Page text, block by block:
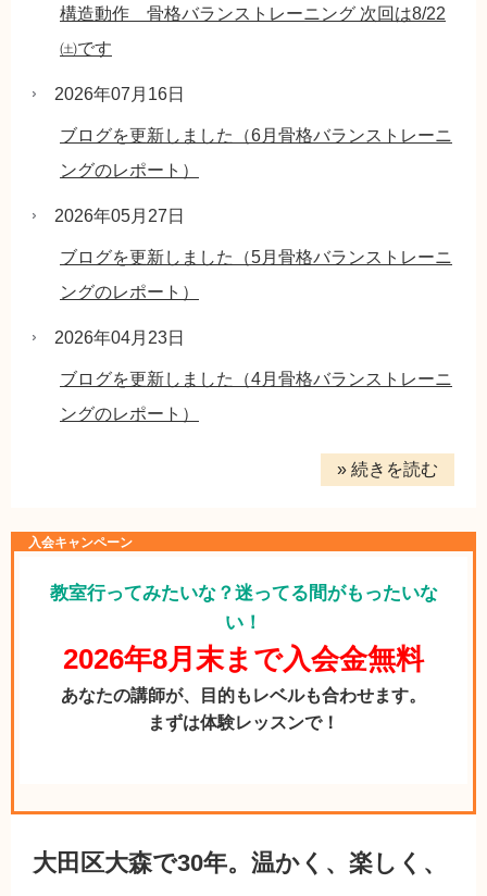
構造動作 骨格バランストレーニング 次回は8/22
㈯です
2026年07月16日
ブログを更新しました（6月骨格バランストレーニ
ングのレポート）
2026年05月27日
ブログを更新しました（5月骨格バランストレーニ
ングのレポート）
2026年04月23日
ブログを更新しました（4月骨格バランストレーニ
ングのレポート）
» 続きを読む
入会キャンペーン
教室行ってみたいな？迷ってる間がもったいな
い！
2026年8月末まで入会金無料
あなたの講師が、目的もレベルも合わせます。
まずは体験レッスンで！
大田区大森で30年。温かく、楽しく、